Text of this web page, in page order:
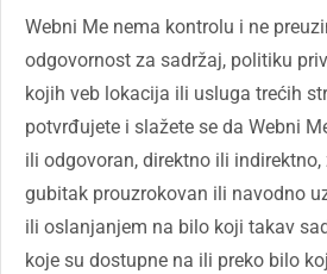
Webni Me nema kontrolu i ne
odgovornost za sadržaj, politiku
kojih veb lokacija ili usluga trećih
potvrđujete i slažete se da Webni
ili odgovoran, direktno ili
gubitak prouzrokovan ili navodno
ili oslanjanjem na bilo koji takav
koje su dostupne na ili preko bilo